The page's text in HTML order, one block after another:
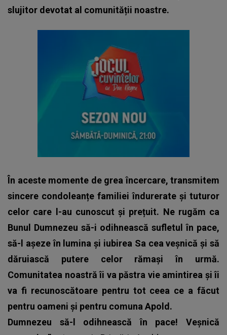
slujitor devotat al comunității noastre.
În aceste momente de grea încercare, transmitem
sincere condoleanțe familiei îndurerate și tuturor
celor care l-au cunoscut și prețuit. Ne rugăm ca
Bunul Dumnezeu să-i odihnească sufletul în pace,
să-l așeze în lumina și iubirea Sa cea veșnică și să
dăruiască putere celor rămași în urmă.
Comunitatea noastră îi va păstra vie amintirea și îi
va fi recunoscătoare pentru tot ceea ce a făcut
pentru oameni și pentru comuna Apold.
Dumnezeu să-l odihnească în pace! Veșnică